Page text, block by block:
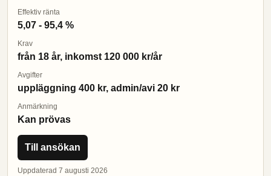
Effektiv ränta
5,07 - 95,4 %
Krav
från 18 år, inkomst 120 000 kr/år
Avgifter
uppläggning 400 kr, admin/avi 20 kr
Anmärkning
Kan prövas
Till ansökan
Uppdaterad 7 augusti 2026